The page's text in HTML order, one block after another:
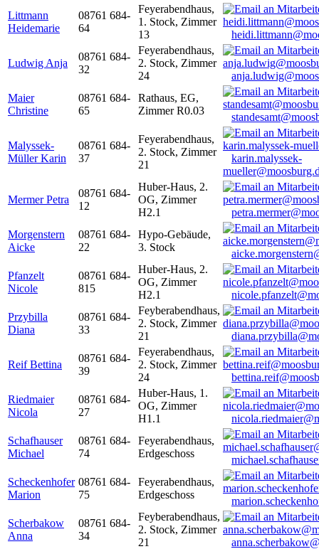
Littmann
Heidemarie
08761 684-
64
Feyerabendhaus,
1. Stock, Zimmer
13
Ludwig Anja
08761 684-
32
Feyerabendhaus,
2. Stock, Zimmer
24
Maier
Christine
08761 684-
65
Rathaus, EG,
Zimmer R0.03
Malyssek-
Müller Karin
08761 684-
37
Feyerabendhaus,
2. Stock, Zimmer
21
karin.malyssek-
Mermer Petra
08761 684-
12
Huber-Haus, 2.
OG, Zimmer
H2.1
Morgenstern
Aicke
08761 684-
22
Hypo-Gebäude,
3. Stock
Pfanzelt
Nicole
08761 684-
815
Huber-Haus, 2.
OG, Zimmer
H2.1
Przybilla
Diana
08761 684-
33
Feyberabendhaus,
2. Stock, Zimmer
21
Reif Bettina
08761 684-
39
Feyerabendhaus,
2. Stock, Zimmer
24
Riedmaier
Nicola
08761 684-
27
Huber-Haus, 1.
OG, Zimmer
H1.1
Schafhauser
Michael
08761 684-
74
Feyerabendhaus,
Erdgeschoss
Scheckenhofer
Marion
08761 684-
75
Feyerabendhaus,
Erdgeschoss
Scherbakow
Anna
08761 684-
34
Feyberabendhaus,
2. Stock, Zimmer
21